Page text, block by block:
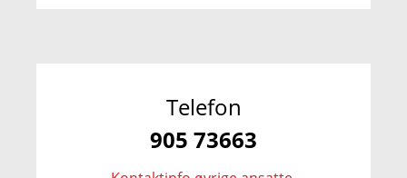
Telefon
905 73663